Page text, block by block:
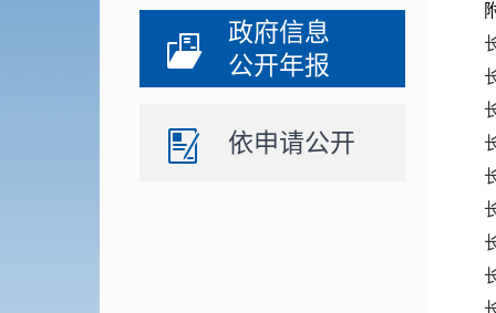
政府信息
公开年报
依申请公开